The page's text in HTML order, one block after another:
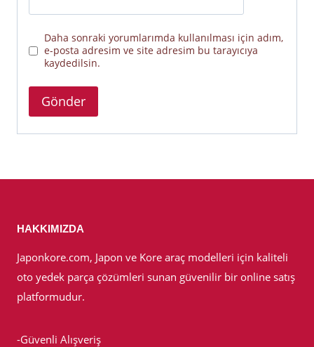
Daha sonraki yorumlarımda kullanılması için adım,
e-posta adresim ve site adresim bu tarayıcıya
kaydedilsin.
HAKKIMIZDA
Japonkore.com, Japon ve Kore araç modelleri için kaliteli
oto yedek parça çözümleri sunan güvenilir bir online satış
platformudur.
-Güvenli Alışveriş